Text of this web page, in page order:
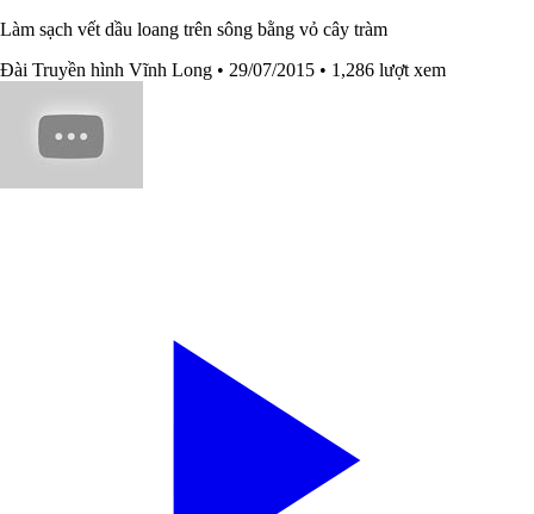
Làm sạch vết dầu loang trên sông bằng vỏ cây tràm
Đài Truyền hình Vĩnh Long • 29/07/2015 • 1,286 lượt xem